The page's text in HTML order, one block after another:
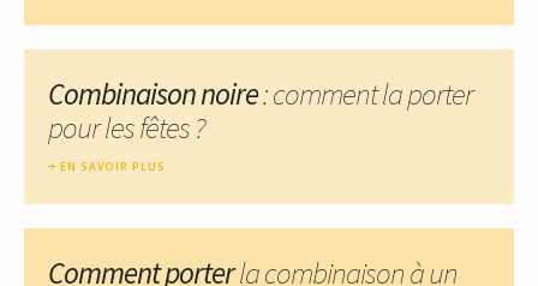
Combinaison noire: comment la porter
pour les fêtes ?
EN SAVOIR PLUS
Comment porterla combinaison à un